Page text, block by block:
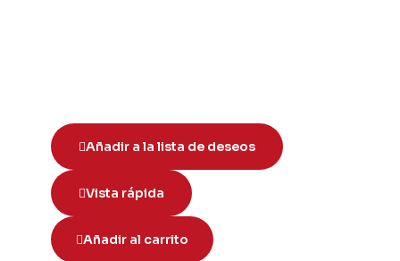
Añadir a la lista de deseos
Vista rápida
Añadir al carrito